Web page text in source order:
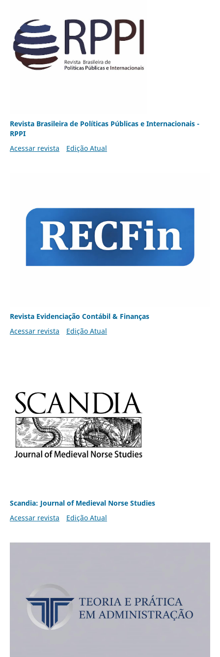
Revista Brasileira de Políticas Públicas e Internacionais -
RPPI
Acessar revista
Edição Atual
Revista Evidenciação Contábil & Finanças
Acessar revista
Edição Atual
Scandia: Journal of Medieval Norse Studies
Acessar revista
Edição Atual